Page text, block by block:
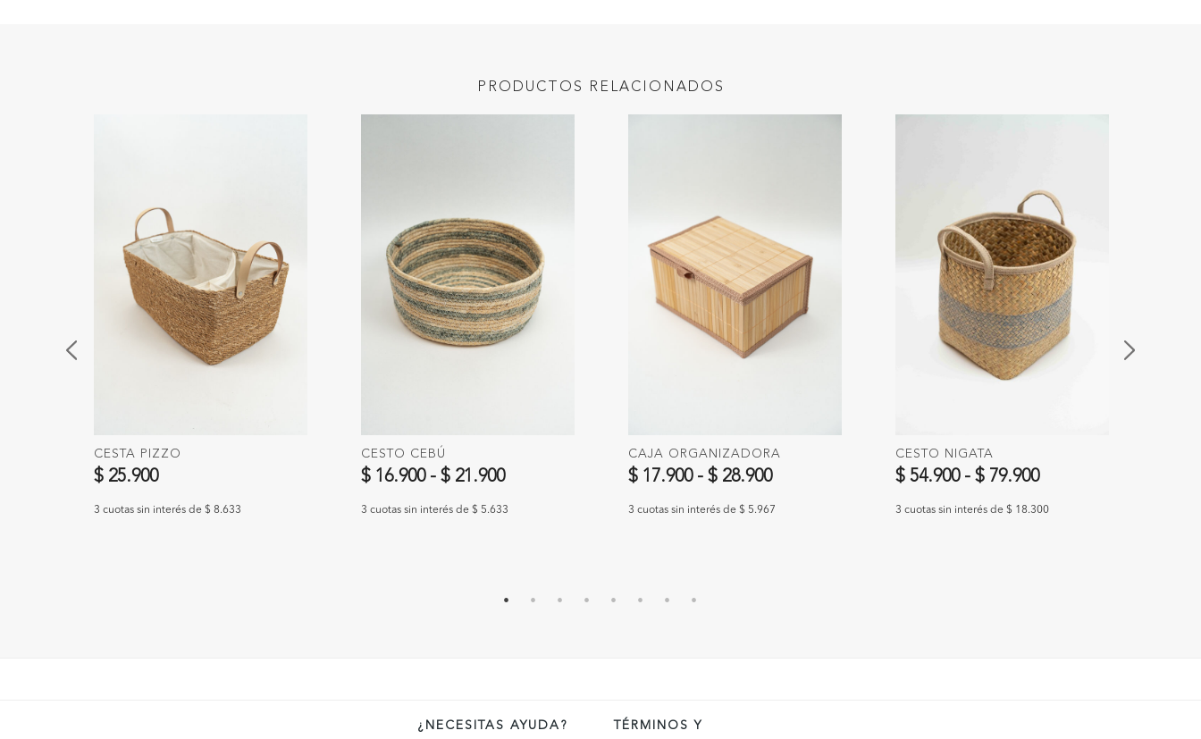
PRODUCTOS RELACIONADOS
CESTA PIZZO
$ 25.900
3 cuotas sin interés de $ 8.633
CESTO CEBÚ
$ 16.900 - $ 21.900
3 cuotas sin interés de $ 5.633
CAJA ORGANIZADORA
$ 17.900 - $ 28.900
3 cuotas sin interés de $ 5.967
CESTO NIGATA
$ 54.900 - $ 79.900
3 cuotas sin interés de $ 18.300
¿NECESITAS AYUDA?
TÉRMINOS Y